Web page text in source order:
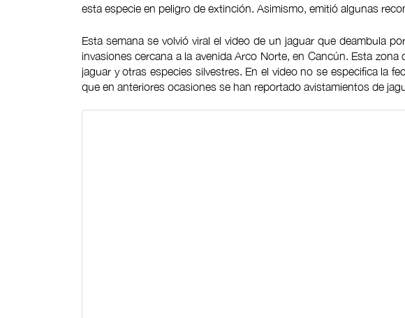
esta especie en peligro de extinción. Asimismo, emitió algunas
Esta semana se volvió viral el video de un jaguar que deambula
invasiones cercana a la avenida Arco Norte, en Cancún. Esta zona
jaguar y otras especies silvestres. En el video no se especifica la
que en anteriores ocasiones se han reportado avistamientos de